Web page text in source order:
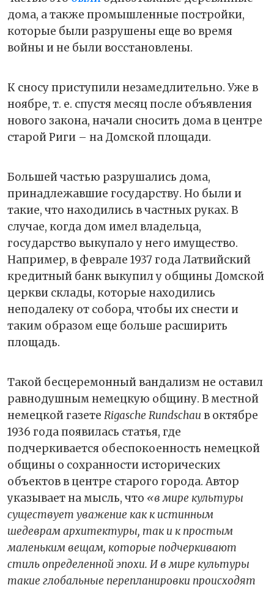
дома, а также промышленные постройки,
которые были разрушены еще во время
войны и не были восстановлены.
К сносу приступили незамедлительно. Уже в
ноябре, т. е. спустя месяц после объявления
нового закона, начали сносить дома в центре
старой Риги – на Домской площади.
Большей частью разрушались дома,
принадлежавшие государству. Но были и
такие, что находились в частных руках. В
случае, когда дом имел владельца,
государство выкупало у него имущество.
Например, в феврале 1937 года Латвийский
кредитный банк выкупил у общины Домской
церкви склады, которые находились
неподалеку от собора, чтобы их снести и
таким образом еще больше расширить
площадь.
Такой бесцеремонный вандализм не оставил
равнодушным немецкую общину. В местной
немецкой газете Rigasche Rundschau в октябре
1936 года появилась статья, где
подчеркивается обеспокоенность немецкой
общины о сохранности исторических
объектов в центре старого города. Автор
указывает на мысль, что «в мире культуры
существует уважение как к истинным
шедеврам архитектуры, так и к простым
маленьким вещам, которые подчеркивают
стиль определенной эпохи. И в мире культуры
такие глобальные перепланировки происходят